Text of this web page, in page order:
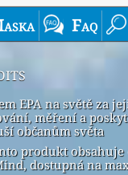
Faq
EPA na světě za
měření a
občanům světa
produkt obsahuje
dostupná na